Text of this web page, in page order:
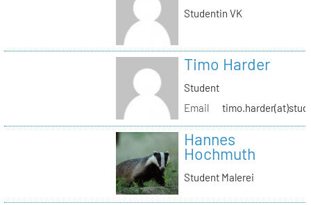
Studentin VK
Timo Harder
Student
Email
Hannes
Hochmuth
Student Malerei